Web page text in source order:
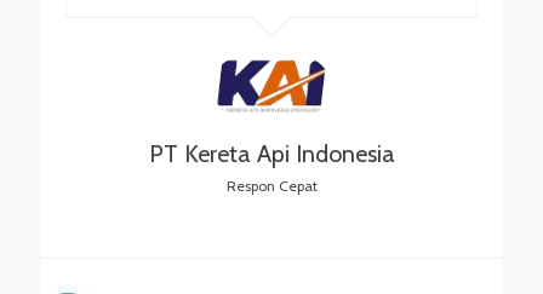
PT Kereta Api Indonesia
Respon Cepat